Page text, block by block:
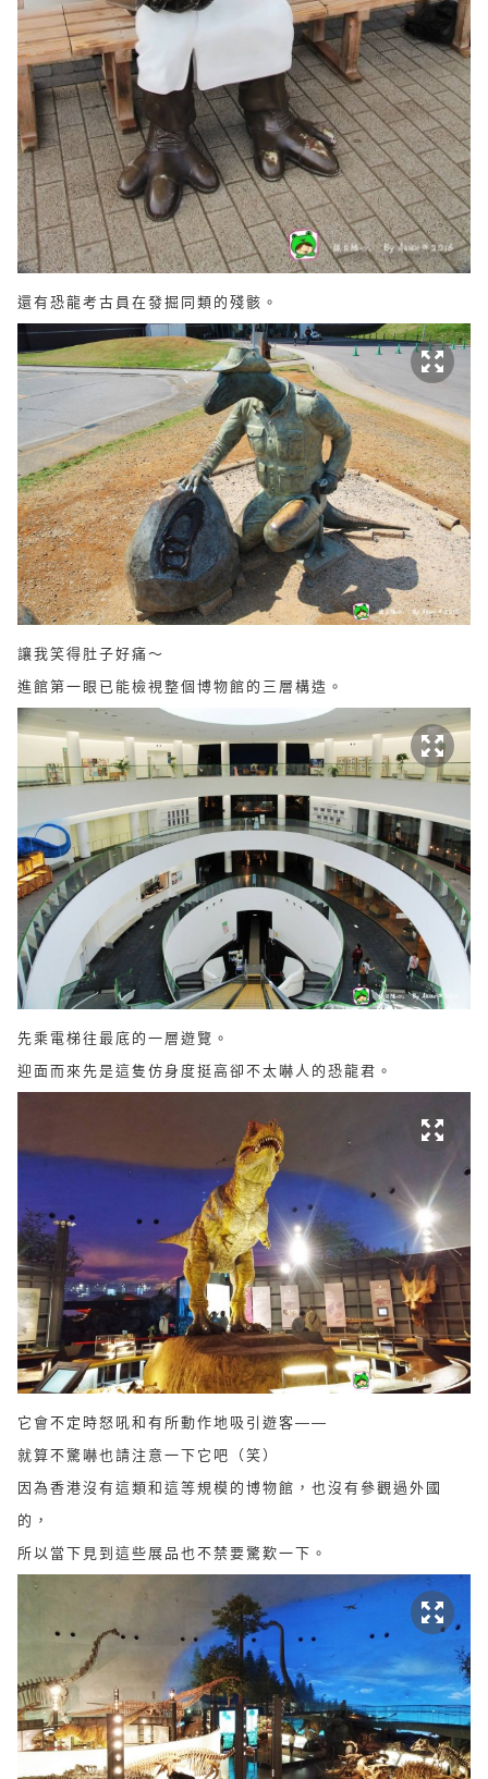
還有恐龍考古員在發掘同類的殘骸。
讓我笑得肚子好痛～
進館第一眼已能檢視整個博物館的三層構造。
先乘電梯往最底的一層遊覽。
迎面而來先是這隻仿身度挺高卻不太嚇人的恐龍君。
它會不定時怒吼和有所動作地吸引遊客——
就算不驚嚇也請注意一下它吧（笑）
因為香港沒有這類和這等規模的博物館，也沒有參觀過外國
的，
所以當下見到這些展品也不禁要驚歎一下。